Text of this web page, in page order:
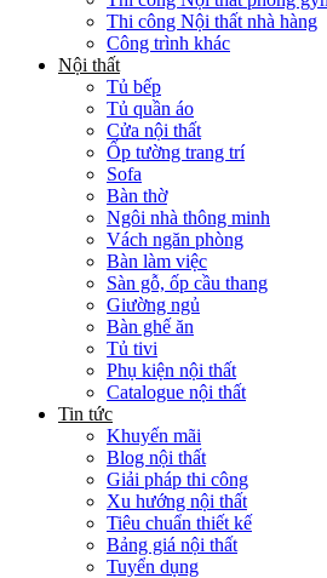
Thi công Nội thất nhà hàng
Công trình khác
Nội thất
Tủ bếp
Tủ quần áo
Cửa nội thất
Ốp tường trang trí
Sofa
Bàn thờ
Ngôi nhà thông minh
Vách ngăn phòng
Bàn làm việc
Sàn gỗ, ốp cầu thang
Giường ngủ
Bàn ghế ăn
Tủ tivi
Phụ kiện nội thất
Catalogue nội thất
Tin tức
Khuyến mãi
Blog nội thất
Giải pháp thi công
Xu hướng nội thất
Tiêu chuẩn thiết kế
Bảng giá nội thất
Tuyển dụng